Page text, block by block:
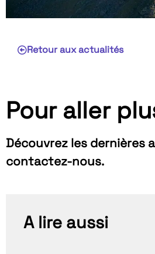
Retour aux actualités
Pour aller
Découvrez les dernières
contactez-nous.
A lire aussi